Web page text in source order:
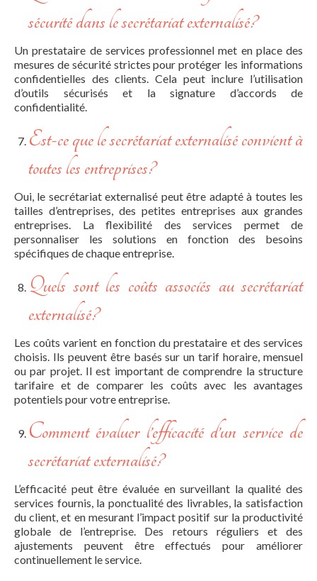
sécurité dans le secrétariat externalisé?
Un prestataire de services professionnel met en place des
mesures de sécurité strictes pour protéger les informations
confidentielles des clients. Cela peut inclure l’utilisation
d’outils sécurisés et la signature d’accords de
confidentialité.
Est-ce que le secrétariat externalisé convient à
toutes les entreprises?
Oui, le secrétariat externalisé peut être adapté à toutes les
tailles d’entreprises, des petites entreprises aux grandes
entreprises. La flexibilité des services permet de
personnaliser les solutions en fonction des besoins
spécifiques de chaque entreprise.
Quels sont les coûts associés au secrétariat
externalisé?
Les coûts varient en fonction du prestataire et des services
choisis. Ils peuvent être basés sur un tarif horaire, mensuel
ou par projet. Il est important de comprendre la structure
tarifaire et de comparer les coûts avec les avantages
potentiels pour votre entreprise.
Comment évaluer l’efficacité d’un service de
secrétariat externalisé?
L’efficacité peut être évaluée en surveillant la qualité des
services fournis, la ponctualité des livrables, la satisfaction
du client, et en mesurant l’impact positif sur la productivité
globale de l’entreprise. Des retours réguliers et des
ajustements peuvent être effectués pour améliorer
continuellement le service.